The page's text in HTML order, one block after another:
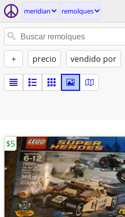
meridian remolques
+ precio vendido por
$5